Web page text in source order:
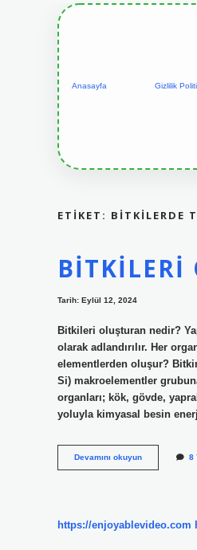
Anasayfa Gizlilik
ETIKET: BITKILERDE
BITKILERI
Tarih: Eylül 12, 2024
Bitkileri oluşturan nedir?
olarak adlandırılır. Her
elementlerden oluşur?
Si) makroelementler
organları; kök, gövde,
yoluyla kimyasal besin
Devamını okuyunBitkileri
Oluşturan
8
https://enjoyablevideo.com